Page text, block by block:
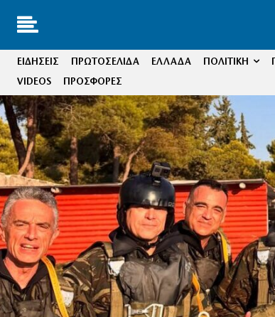
ΕΙΔΗΣΕΙΣ ΠΡΩΤΟΣΕΛΙΔΑ ΕΛΛΑΔΑ ΠΟΛΙΤΙΚΗ
VIDEOS
ΠΡΟΣΦΟΡΕΣ